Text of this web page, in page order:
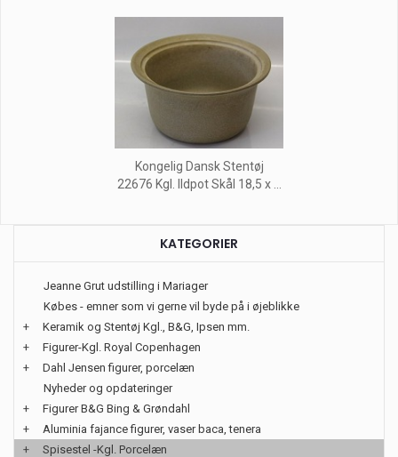
Kongelig Dansk Stentøj
22676 Kgl. Ildpot Skål 18,5 x ...
KATEGORIER
Jeanne Grut udstilling i Mariager
Købes - emner som vi gerne vil byde på i øjeblikke
+
Keramik og Stentøj Kgl., B&G, Ipsen mm.
+
Figurer-Kgl. Royal Copenhagen
+
Dahl Jensen figurer, porcelæn
Nyheder og opdateringer
+
Figurer B&G Bing & Grøndahl
+
Aluminia fajance figurer, vaser baca, tenera
+
Spisestel -Kgl. Porcelæn